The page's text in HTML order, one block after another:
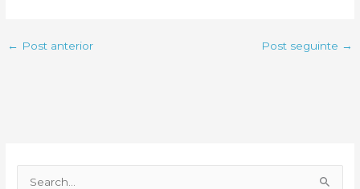
← Post anterior Post seguinte →